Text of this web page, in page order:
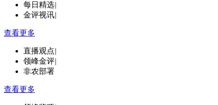
每日精选|
金评视讯|
查看更多
直播观点|
领峰金评|
非农部署
查看更多